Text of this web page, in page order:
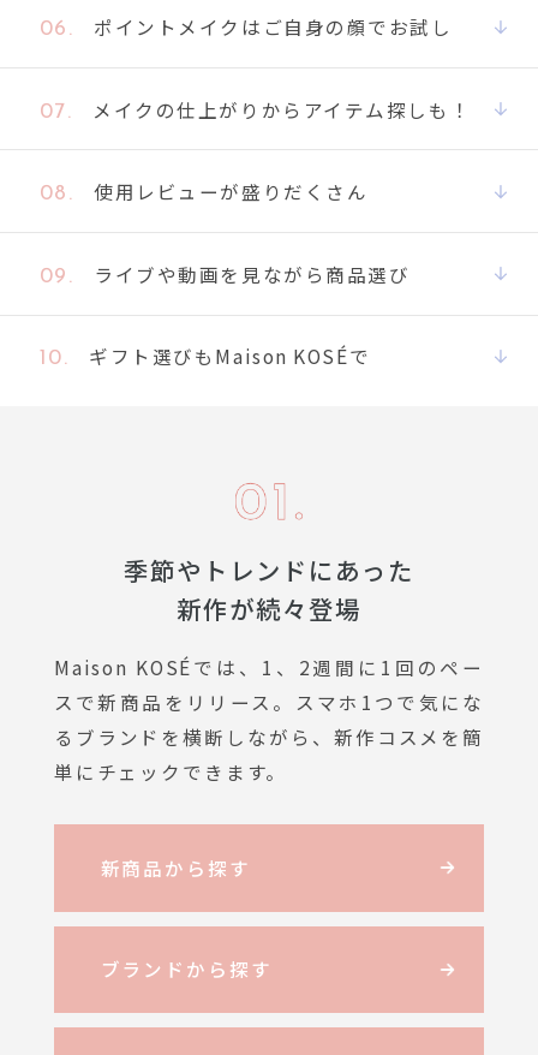
06. ポイントメイクはご自身の顔でお試し
07. メイクの仕上がりからアイテム探しも！
08. 使用レビューが盛りだくさん
09. ライブや動画を見ながら商品選び
10. ギフト選びもMaison KOSÉで
季節やトレンドにあった
新作が続々登場
Maison KOSÉでは、1、2週間に1回のペー
スで新商品をリリース。スマホ1つで気にな
るブランドを横断しながら、新作コスメを簡
単にチェックできます。
新商品から探す
ブランドから探す